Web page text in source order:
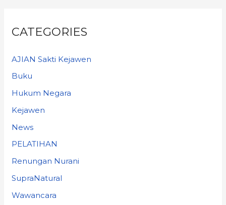
CATEGORIES
AJIAN Sakti Kejawen
Buku
Hukum Negara
Kejawen
News
PELATIHAN
Renungan Nurani
SupraNatural
Wawancara